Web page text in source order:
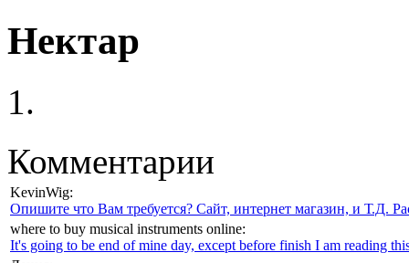
Нектар
Комментарии
KevinWig:
Опишите что Вам требуется? Сайт, интернет магазин, и Т.Д.
where to buy musical instruments online:
It's going to be end of mine day, except before finish I am reading